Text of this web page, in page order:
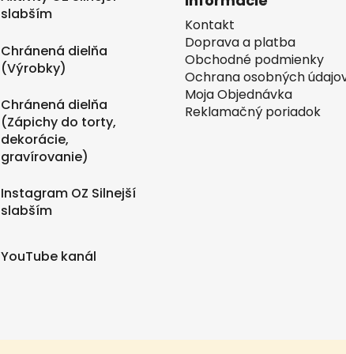
slabším
Chránená dielňa
(Výrobky)
Chránená dielňa
(Zápichy do torty,
dekorácie,
gravírovanie)
Instagram OZ Silnejší
slabším
YouTube kanál
Kontakt
Doprava a platba
Obchodné podmienky
Ochrana osobných
Moja Objednávka
Reklamačný poriadok